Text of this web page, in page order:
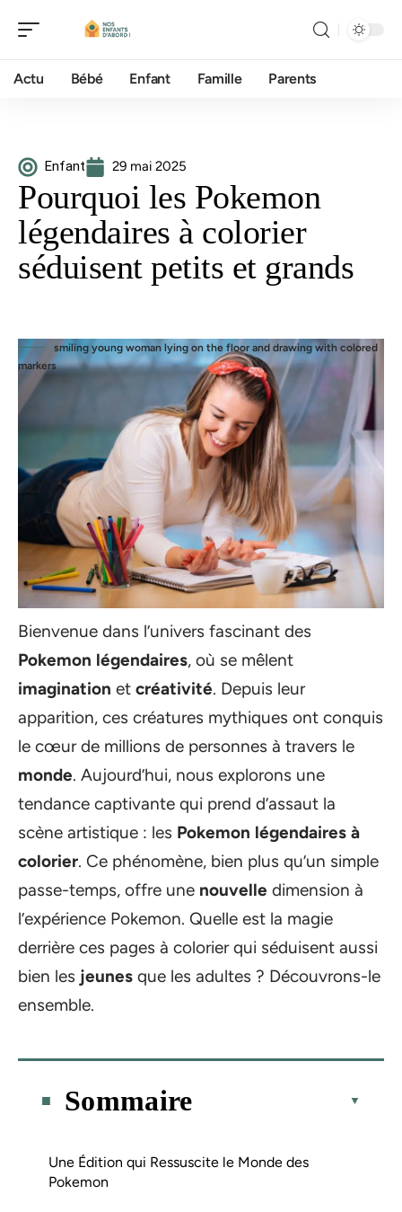
Actu Bébé Enfant Famille Parents
Enfant 29 mai 2025
Pourquoi les Pokemon
légendaires à colorier
séduisent petits et grands
smiling young woman lying on the floor and drawing with colored
markers
Bienvenue dans l’univers fascinant des
Pokemon légendaires, où se mêlent
imagination et créativité. Depuis leur
apparition, ces créatures mythiques ont conquis
le cœur de millions de personnes à travers le
monde. Aujourd’hui, nous explorons une
tendance captivante qui prend d’assaut la
scène artistique : les Pokemon légendaires à
colorier. Ce phénomène, bien plus qu’un simple
passe-temps, offre une nouvelle dimension à
l’expérience Pokemon. Quelle est la magie
derrière ces pages à colorier qui séduisent aussi
bien les jeunes que les adultes ? Découvrons-le
ensemble.
Sommaire
Une Édition qui Ressuscite le Monde des
Pokemon